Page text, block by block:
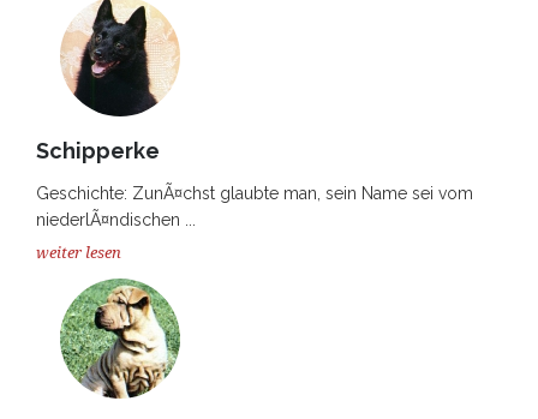
Schipperke
Geschichte: ZunÃ¤chst glaubte man, sein Name sei vom
niederlÃ¤ndischen ...
weiter lesen